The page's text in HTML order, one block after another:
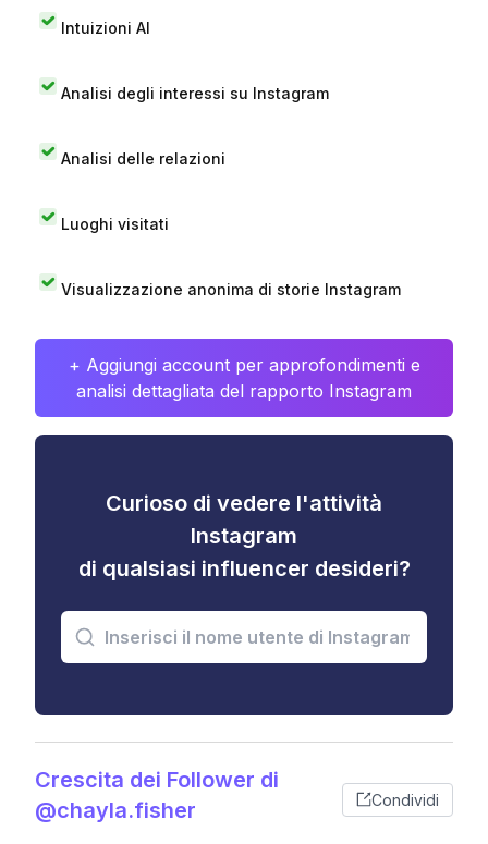
Intuizioni AI
Analisi degli interessi su Instagram
Analisi delle relazioni
Luoghi visitati
Visualizzazione anonima di storie Instagram
+ Aggiungi account per approfondimenti e
analisi dettagliata del rapporto Instagram
Curioso di vedere l'attività
Instagram
di qualsiasi influencer desideri?
Crescita dei Follower di
@chayla.fisher
Condividi